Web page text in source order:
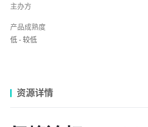
主办方
产品成熟度
低-较低
资源详情